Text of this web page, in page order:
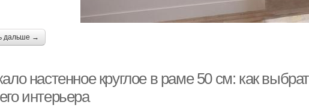
дальше →
настенное круглое в раме 50 см: как
интерьера